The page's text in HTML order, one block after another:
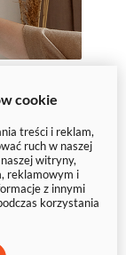
cookie
treści i reklam,
ruch w naszej
witryny,
reklamowym i
z innymi
korzystania